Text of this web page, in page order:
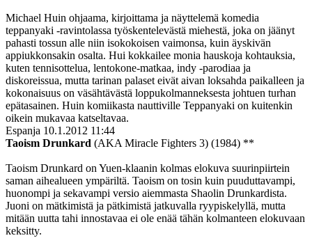
Michael Huin ohjaama, kirjoittama ja näyttelemä komedia
teppanyaki ‑ravintolassa työskentelevästä miehestä, joka on jäänyt
pahasti tossun alle niin isokokoisen vaimonsa, kuin äyskivän
appiukkonsakin osalta. Hui kokkailee monia hauskoja kohtauksia,
kuten tennisottelua, lentokone-matkaa, indy ‑parodiaa ja
diskoreissua, mutta tarinan palaset eivät aivan loksahda paikalleen ja
kokonaisuus on väsähtävästä loppukolmanneksesta johtuen turhan
epätasainen. Huin komiikasta nauttiville Teppanyaki on kuitenkin
oikein mukavaa katseltavaa.
Espanja 10.1.2012 11:44
Taoism Drunkard (AKA Miracle Fighters 3) (1984) **
Taoism Drunkard on Yuen-klaanin kolmas elokuva suurinpiirtein
saman aihealueen ympäriltä. Taoism on tosin kuin puuduttavampi,
huonompi ja sekavampi versio aiemmasta Shaolin Drunkardista.
Juoni on mätkimistä ja pätkimistä jatkuvalla ryypiskelyllä, mutta
mitään uutta tahi innostavaa ei ole enää tähän kolmanteen elokuvaan
keksitty.